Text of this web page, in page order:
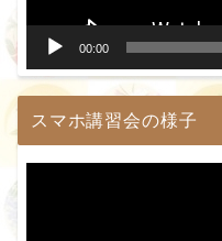
00:00
スマホ講習会の様子